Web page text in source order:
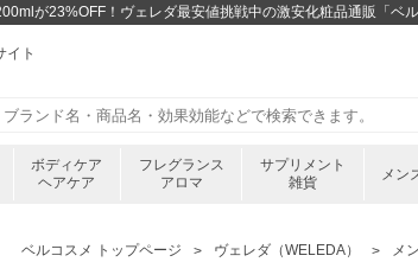
が23%OFF！ヴェレダ最安値挑戦中の激安化粧品通販「ベル
イト
ボディケア
ヘアケア
フレグランス
アロマ
サプリメント
雑貨
メン
ベルコスメ トップページ ヴェレダ（WELEDA）
メ